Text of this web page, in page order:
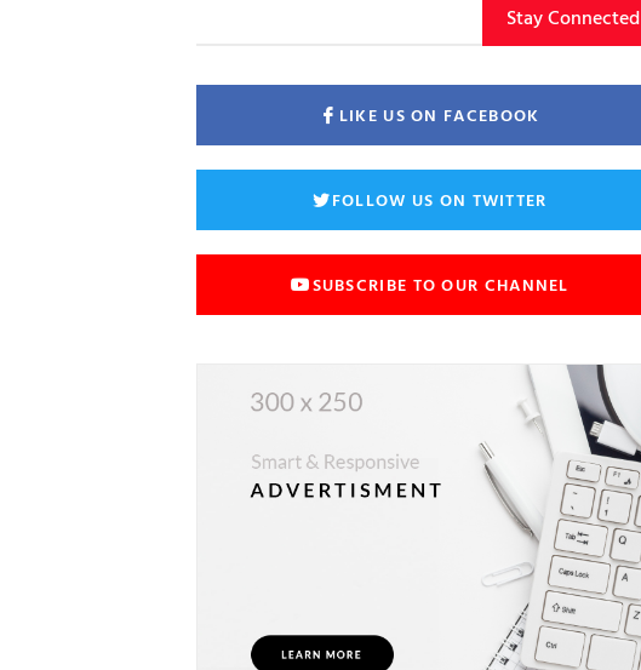
Stay Connected
LIKE US ON FACEBOOK
FOLLOW US ON TWITTER
SUBSCRIBE TO OUR CHANNEL